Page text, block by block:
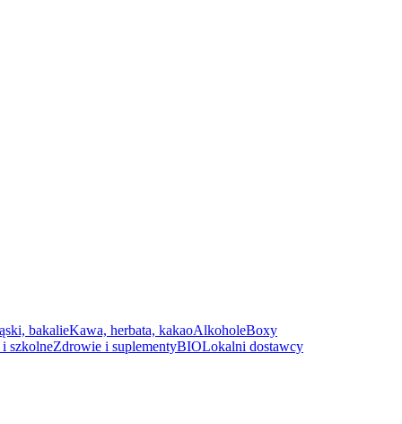
bakalieKawa, herbata, kakaoAlkoholeBoxy
szkolneZdrowie i suplementyBIOLokalni dostawcy